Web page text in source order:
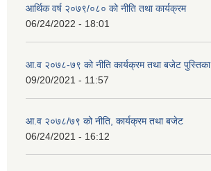
आर्थिक वर्ष २०७९/०८० को नीति तथा कार्यक्रम
06/24/2022 - 18:01
आ.व २०७८-७९ को नीति कार्यक्रम तथा बजेट पुस्तिका
09/20/2021 - 11:57
आ.व २०७८/७९ को नीति, कार्यक्रम तथा बजेट
06/24/2021 - 16:12